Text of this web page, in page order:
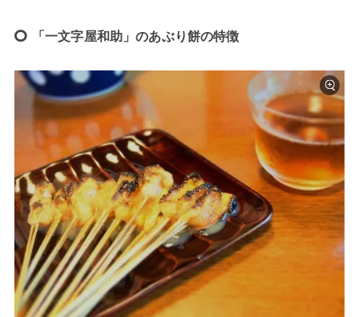
「一文字屋和助」のあぶり餅の特徴